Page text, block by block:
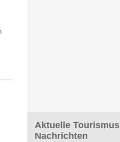
Aktuelle Tourismus
Nachrichten